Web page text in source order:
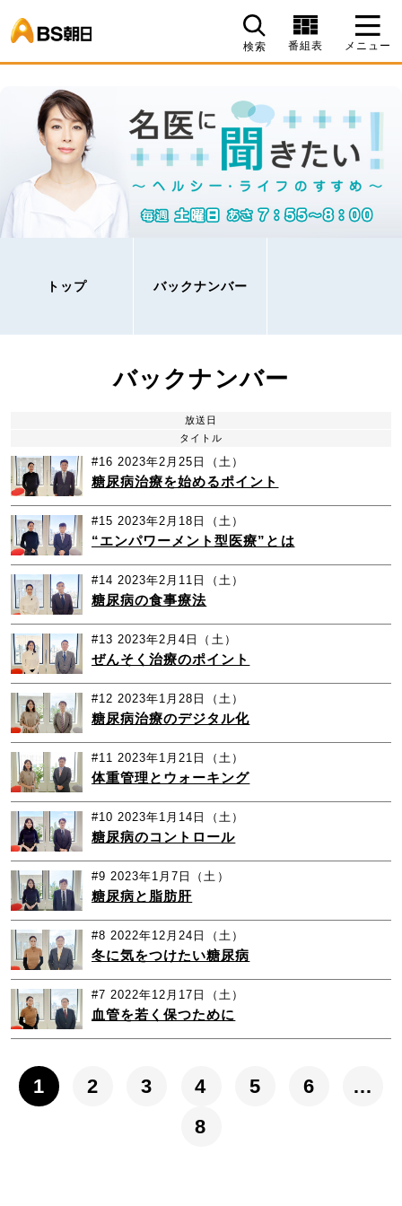
検索 番組表 メニュー
トップ バックナンバー
バックナンバー
放送日
タイトル
#16 2023年2月25日（土）
糖尿病治療を始めるポイント
#15 2023年2月18日（土）
“エンパワーメント型医療”とは
#14 2023年2月11日（土）
糖尿病の食事療法
#13 2023年2月4日（土）
ぜんそく治療のポイント
#12 2023年1月28日（土）
糖尿病治療のデジタル化
#11 2023年1月21日（土）
体重管理とウォーキング
#10 2023年1月14日（土）
糖尿病のコントロール
#9 2023年1月7日（土）
糖尿病と脂肪肝
#8 2022年12月24日（土）
冬に気をつけたい糖尿病
#7 2022年12月17日（土）
血管を若く保つために
1 2 3 4 5 6
…
8